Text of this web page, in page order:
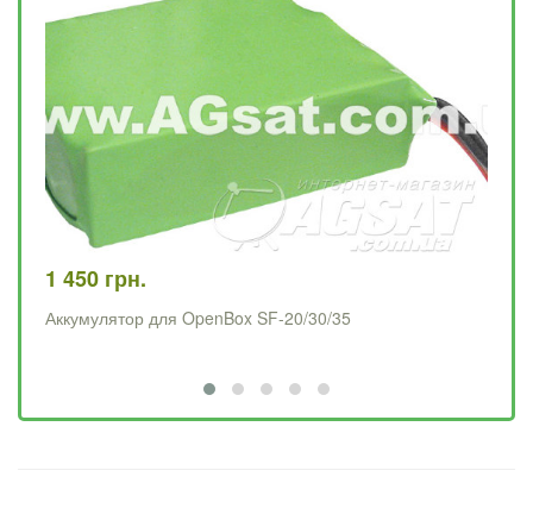
1 450 грн.
Аккумулятор для OpenBox SF-20/30/35